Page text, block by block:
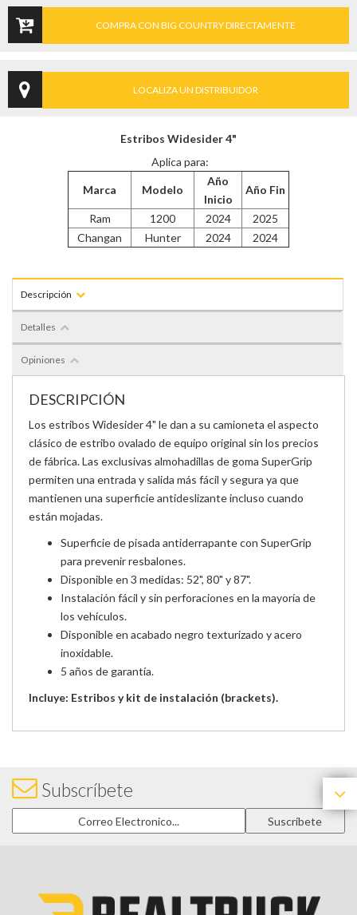
COMPRA CON BIG COUNTRY DIRECTAMENTE
LOCALIZA UN DISTRIBUIDOR
Estribos Widesider 4"
Aplica para:
Marca Modelo
Año
Inicio
Año Fin
Ram 1200 2024
2025
Changan
Hunter 2024 2024
Descripción
Detalles
Opiniones
DESCRIPCIÓN
Los estribos Widesider 4" le dan a su camioneta el aspecto
clásico de estribo ovalado de equipo original sin los precios
de fábrica. Las exclusivas almohadillas de goma SuperGrip
permiten una entrada y salida más fácil y segura ya que
mantienen una superficie antideslizante incluso cuando
están mojadas.
Superficie de pisada antiderrapante con SuperGrip
para prevenir resbalones.
Disponible en 3 medidas: 52", 80" y 87".
Instalación fácil y sin perforaciones en la mayoría de
los vehículos.
Disponible en acabado negro texturizado y acero
inoxidable.
5 años de garantía.
Incluye: Estribos y kit de instalación (brackets).
Subscríbete